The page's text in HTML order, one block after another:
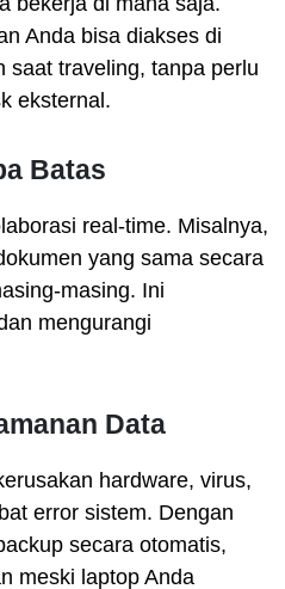
Anda bisa diakses di
saat traveling, tanpa perlu
eksternal.
Batas
real-time. Misalnya,
yang sama secara
masing. Ini
mengurangi
Data
hardware, virus,
error sistem. Dengan
secara otomatis,
meski laptop Anda